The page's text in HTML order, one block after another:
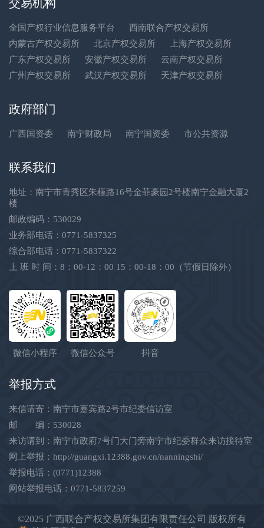
交易机构
全国产权行业信息服务平台
西南联合产权交易所
内蒙古产权交易所
北京产权交易所
上海产权交易所
广东产权交易所
安徽产权交易所
云南产权交易所
广州产权交易所
武汉产权交易所 天津产权交易所
政府部门
广西国资委 南宁财政局 南宁国资委 市公共资源
联系我们
地址：南宁市青秀区朱槿路16号金菲豪园2号楼南宁金融大厦2
楼
邮政编码：530029
业务部电话：0771-5837325
综合部电话：0771-5837322
上 班 时 间：8：00-12：00 15：00-18：00（节假日除外）
微信小程序 微信公众号 抖音
举报方式
来信请寄：南宁市嘉宾路2号市纪委信访室
邮 编：530028
来访请到：南宁市政府7号门大门旁南宁市纪委群众来访接待室
网上举报： http://guangxi.12388.gov.cn/nanningshi/
举报电话：(0771)12388
网站举报电话：0771-5837259
©2025 广西联合产权交易所集团有限责任公司 版权所有